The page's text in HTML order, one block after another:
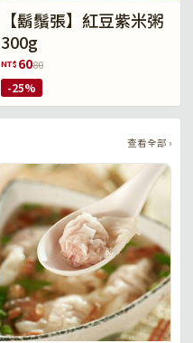
【鬍鬚張】紅豆紫米粥
300g
NT$ 6080
-25%
查看全部 ›